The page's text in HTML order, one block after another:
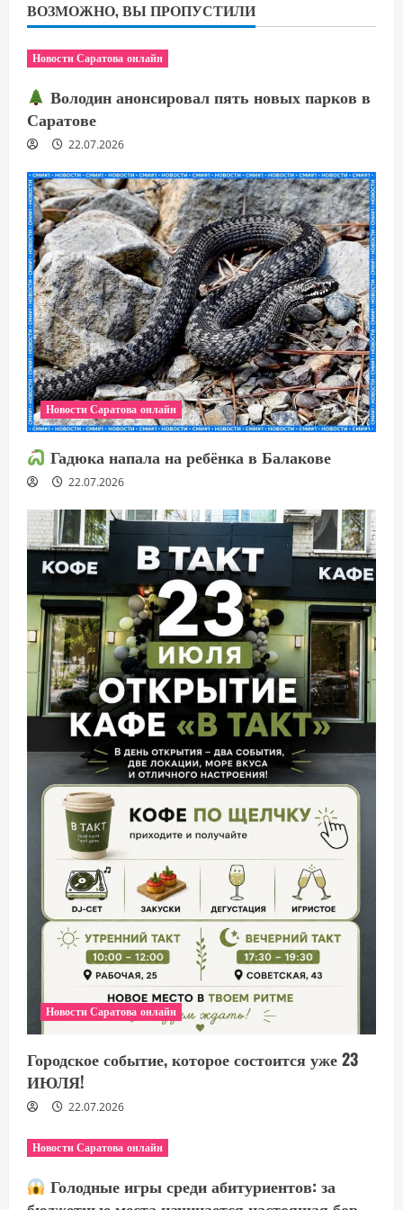
ВОЗМОЖНО, ВЫ ПРОПУСТИЛИ
Новости Саратова онлайн
Володин анонсировал пять новых парков в
Саратове
22.07.2026
Новости Саратова онлайн
Гадюка напала на ребёнка в Балакове
22.07.2026
Новости Саратова онлайн
Городское событие, которое состоится уже 23
ИЮЛЯ!
22.07.2026
Новости Саратова онлайн
Голодные игры среди абитуриентов: за